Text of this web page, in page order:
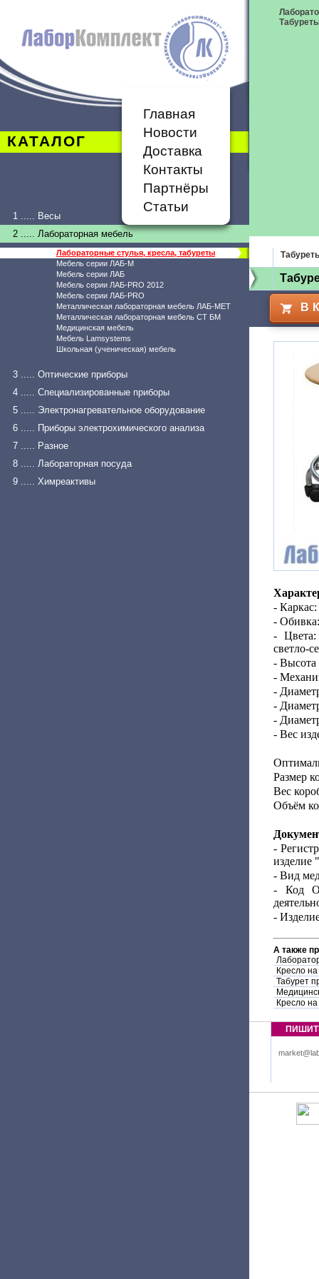
КАТАЛОГ
Главная
Новости
Доставка
Контакты
Партнёры
Статьи
1 ..... Весы
2 ..... Лабораторная мебель
Лабораторные стулья, кресла, табуреты
Мебель серии ЛАБ-М
Мебель серии ЛАБ
Мебель серии ЛАБ-PRO 2012
Мебель серии ЛАБ-PRO
Металлическая лабораторная мебель ЛАБ-МЕТ
Металлическая лабораторная мебель СТ БМ
Медицинская мебель
Мебель Lamsystems
Школьная (ученическая) мебель
3 ..... Оптические приборы
4 ..... Специализированные приборы
5 ..... Электронагревательное оборудование
6 ..... Приборы электрохимического анализа
7 ..... Разное
8 ..... Лабораторная посуда
9 ..... Химреактивы
В
-
-
- Цвета:
светло-
- Высота
-
-
-
-
- Вес
Размер
Вес
Объём
-
изделие
- Вид
- Код
-
А также
Кресло
Табурет
Кресло